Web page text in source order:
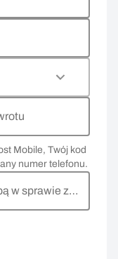
Mobile, Twój kod
numer telefonu.
w sprawie zwrotu